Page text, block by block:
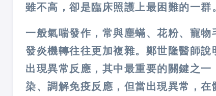
雖不高，卻是臨床照護上最困難的一群
一般氣喘發作，常與塵蟎、花粉、寵
發炎機轉往往更加複雜。鄭世隆醫師
出現異常反應，其中最重要的關鍵之
染、調解免疫反應，但當出現異常，